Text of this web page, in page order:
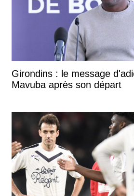
Girondins : le message
Mavuba après son départ